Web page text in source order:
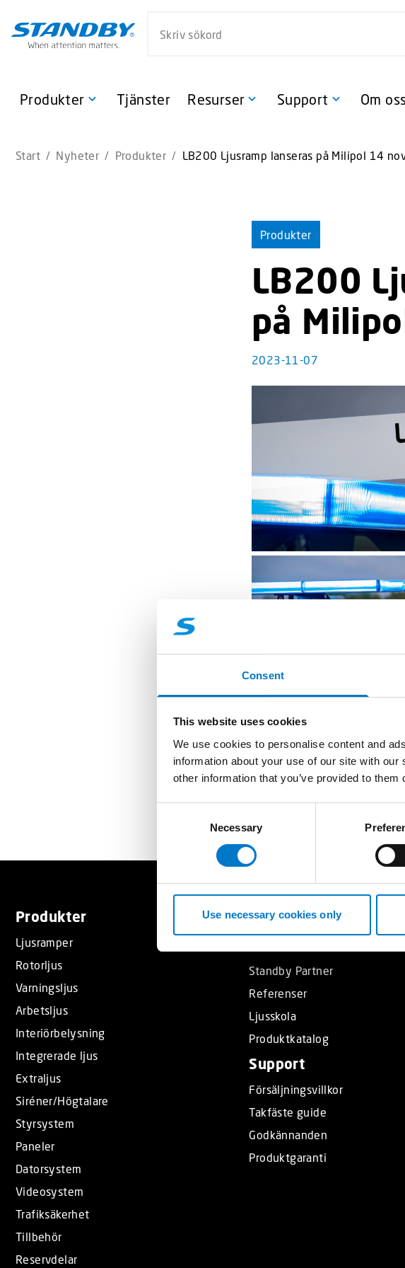
Consent
This website uses cookies
We use cookies to personalise content and
information about your use of our site with
other information that you’ve provided to
s
e
Necessary
Use necessary cookies only
k
o
n
Produkter Tjänster Resurser Support Om
Start / Nyheter / Produkter / LB200 Ljusramp lanseras på Milipol 14
Produkter
LB200
på
2023-11-07
meddela att vi snart lanserar
Besök oss på
Du hittar oss i monter 5 K
Produkter
Ljusramper
Rotorljus
Varningsljus
Arbetsljus
Interiörbelysning
Integrerade ljus
Extraljus
Siréner/Högtalare
Styrsystem
Paneler
Datorsystem
Videosystem
Trafiksäkerhet
Tillbehör
Reservdelar
Tjänster
Standby Partner
Referenser
Ljusskola
Produktkatalog
Support
Försäljningsvillkor
Takfäste guide
Godkännanden
Produktgaranti